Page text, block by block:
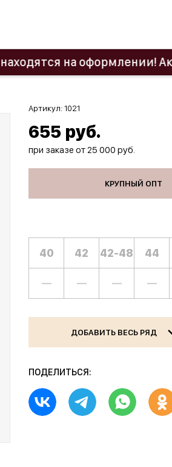
на оформлении!
Артикул:1021
655 руб.
при заказе от 25 000 руб.
КРУПНЫЙ ОПТ
40 42 42-48 44
— — — —
ДОБАВИТЬ ВЕСЬ РЯД
ПОДЕЛИТЬСЯ: